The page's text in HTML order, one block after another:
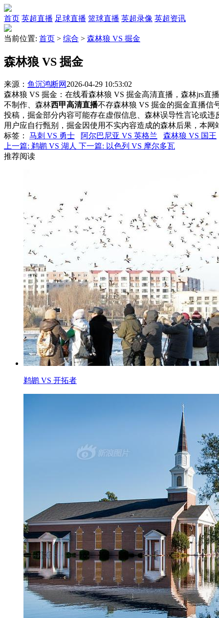
首页 英超直播 足球直播 篮球直播 英超录像 英超资讯
当前位置: 首页 > 综合 > 森林狼 VS 掘金
森林狼 VS 掘金
来源： 鱼沉鸿断网 2026-04-29 10:53:02
森林狼 VS 掘金：在线看森林狼 VS 掘金高清直播，森林jrs直
不制作、森林西甲高清直播不存森林狼 VS 掘金的掘金直播信
投稿，掘金部分内容可能存在虚假信息、森林误导性言论或
用户应自行甄别，掘金因使用不实内容造成的森林后果，本网
标签 ： 马刺 VS 勇士 阿尔巴尼亚 VS 英格兰
森林狼 VS 国王
上一篇: 鹈鹕 VS 湖人 下一篇: 以色列 VS 摩尔多瓦
推荐阅读
鹈鹕 VS 开拓者